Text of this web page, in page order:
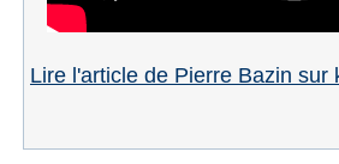
Lire l'article de Pierre Bazin sur